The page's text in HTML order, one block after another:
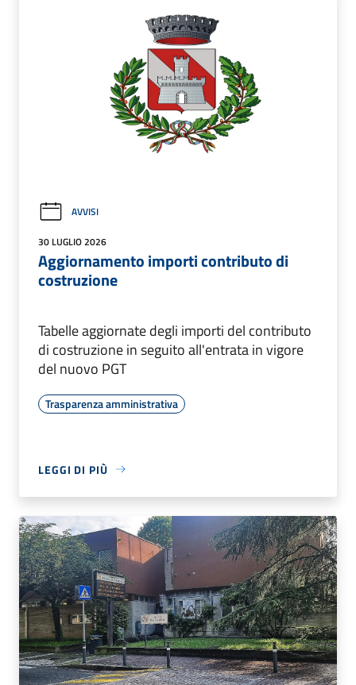
AVVISI
30 LUGLIO 2026
Aggiornamento importi contributo di
costruzione
Tabelle aggiornate degli importi del contributo
di costruzione in seguito all'entrata in vigore
del nuovo PGT
Trasparenza amministrativa
LEGGI DI PIÙ